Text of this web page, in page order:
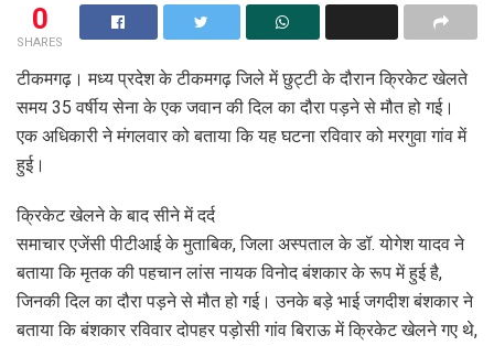
0
SHARES
टीकमगढ़। मध्य प्रदेश के टीकमगढ़ जिले में छुट्टी के दौरान क्रिकेट खेलते
समय 35 वर्षीय सेना के एक जवान की दिल का दौरा पड़ने से मौत हो गई।
एक अधिकारी ने मंगलवार को बताया कि यह घटना रविवार को मरगुवा गांव में
हुई।
क्रिकेट खेलने के बाद सीने में दर्द
समाचार एजेंसी पीटीआई के मुताबिक, जिला अस्पताल के डॉ. योगेश यादव ने
बताया कि मृतक की पहचान लांस नायक विनोद बंशकार के रूप में हुई है,
जिनकी दिल का दौरा पड़ने से मौत हो गई। उनके बड़े भाई जगदीश बंशकार ने
बताया कि बंशकार रविवार दोपहर पड़ोसी गांव बिराऊ में क्रिकेट खेलने गए थे,